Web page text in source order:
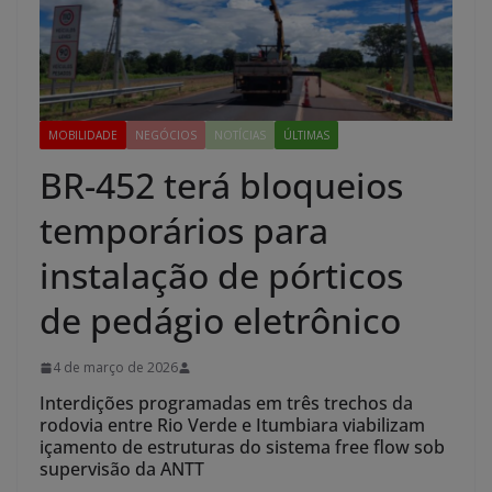
MOBILIDADE NEGÓCIOS NOTÍCIAS ÚLTIMAS
BR-452 terá bloqueios
temporários para
instalação de pórticos
de pedágio eletrônico
4 de março de 2026
Interdições programadas em três trechos da
rodovia entre Rio Verde e Itumbiara viabilizam
içamento de estruturas do sistema free flow sob
supervisão da ANTT